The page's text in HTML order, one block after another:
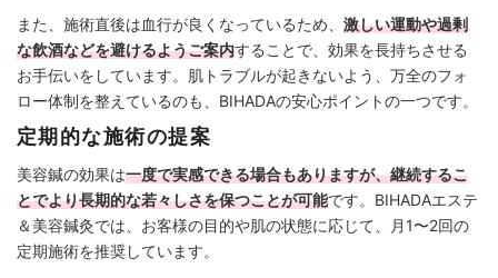
また、施術直後は血行が良くなっているため、 激しい運動や過剰
な飲酒などを避けるようご案内することで、効果を長持ちさせる
お手伝いをしています。肌トラブルが起きないよう、万全のフォ
ロー体制を整えているのも、BIHADAの安心ポイントの一つです。
定期的な施術の提案
美容鍼の効果は一度で実感できる場合もありますが、継続するこ
とでより長期的な若々しさを保つことが可能です。BIHADAエステ
＆美容鍼灸では、お客様の目的や肌の状態に応じて、月1〜2回の
定期施術を推奨しています。